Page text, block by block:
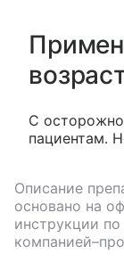
С
пациентам.
Описание
основано на
инструкции